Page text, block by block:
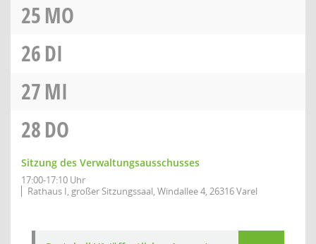
25MO
26DI
27MI
28DO
Sitzung des Verwaltungsausschusses
17:00-17:10 Uhr
Rathaus I, großer Sitzungssaal, Windallee 4, 26316 Varel